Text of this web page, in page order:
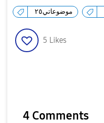
موضوعاتي٢٥
5 Likes
4 Comments